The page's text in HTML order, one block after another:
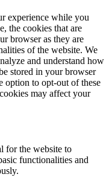
experience while you
the cookies that are
browser as they are
of the website. We
and understand how
stored in your browser
option to opt-out of these
may affect your
for the website to
functionalities and